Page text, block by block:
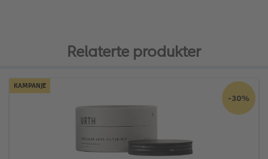
Relaterte produkter
KAMPANJE
-30%